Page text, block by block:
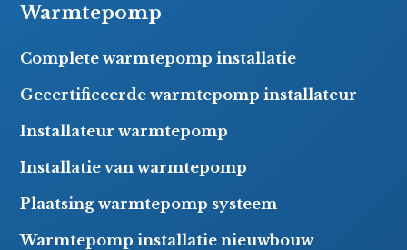
Warmtepomp
Complete warmtepomp installatie
Gecertificeerde warmtepomp installateur
Installateur warmtepomp
Installatie van warmtepomp
Plaatsing warmtepomp systeem
Warmtepomp installatie nieuwbouw